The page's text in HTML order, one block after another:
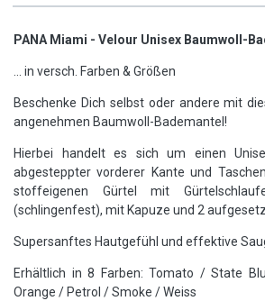
PANA Miami - Velour Unisex Baumwoll-
... in versch. Farben & Größen
Beschenke Dich selbst oder andere mit
angenehmen Baumwoll-Bademantel!
Hierbei handelt es sich um einen
abgesteppter vorderer Kante und
stoffeigenen Gürtel mit
(schlingenfest), mit Kapuze und 2
Supersanftes Hautgefühl und effektive
Erhältlich in 8 Farben: Tomato / State
Orange / Petrol / Smoke / Weiss